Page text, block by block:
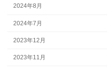
2024年8月
2024年7月
2023年12月
2023年11月